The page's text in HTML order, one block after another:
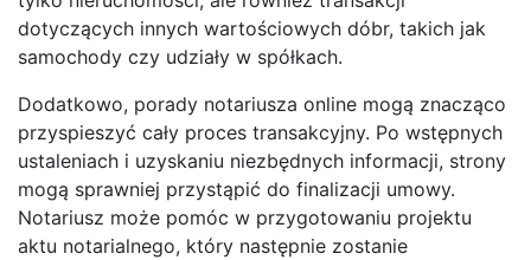
dotyczących innych wartościowych dóbr, takich jak
samochody czy udziały w spółkach.
Dodatkowo, porady notariusza online mogą znacząco
przyspieszyć cały proces transakcyjny. Po wstępnych
ustaleniach i uzyskaniu niezbędnych informacji, strony
mogą sprawniej przystąpić do finalizacji umowy.
Notariusz może pomóc w przygotowaniu projektu
aktu notarialnego, który następnie zostanie